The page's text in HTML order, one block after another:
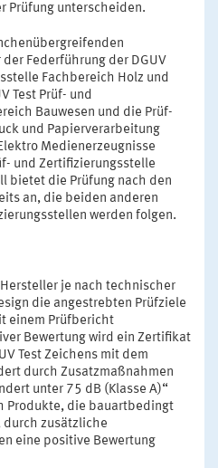
Prüfung unterscheiden.
Federführung der DGUV
Fachbereich Holz und
Test Prüf- und
Bauwesen und die Prüf-
und Papierverarbeitung
Medienerzeugnisse
und Zertifizierungsstelle
bietet die Prüfung nach den
an, die beiden anderen
werden folgen.
je nach technischer
die angestrebten Prüfziele
einem Prüfbericht
Bewertung wird ein Zertifikat
Test Zeichens mit dem
durch Zusatzmaßnahmen
unter 75 dB (Klasse A)“
Produkte, die bauartbedingt
durch zusätzliche
eine positive Bewertung